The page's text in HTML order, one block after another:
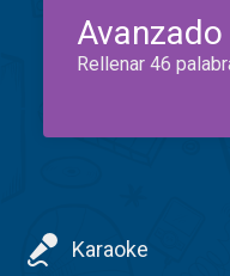
Avanzado
Rellenar 46
Karaoke